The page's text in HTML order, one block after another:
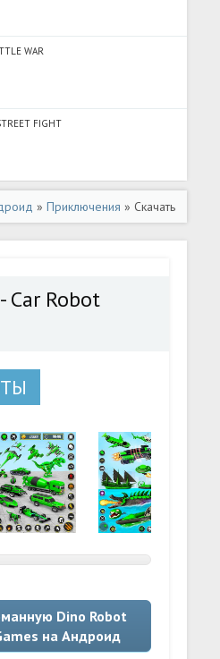
WAR
FIGHT
»Приключения » Скачать
(Много денег) на
Car Robot
Dino Robot
на Андроид